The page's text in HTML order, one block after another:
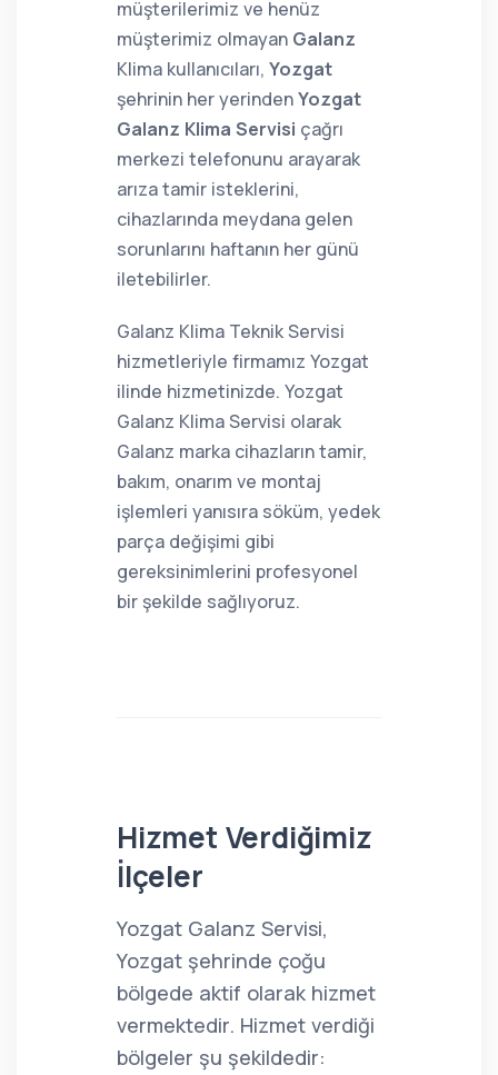
müşterilerimiz ve henüz
müşterimiz olmayan Galanz
Klima kullanıcıları, Yozgat
şehrinin her yerindenYozgat
Galanz Klima Servisi çağrı
merkezi telefonunu arayarak
arıza tamir isteklerini,
cihazlarında meydana gelen
sorunlarını haftanın her günü
iletebilirler.
Galanz Klima Teknik Servisi
hizmetleriyle firmamız Yozgat
ilinde hizmetinizde. Yozgat
Galanz Klima Servisi olarak
Galanz marka cihazların tamir,
bakım, onarım ve montaj
işlemleri yanısıra söküm, yedek
parça değişimi gibi
gereksinimlerini profesyonel
bir şekilde sağlıyoruz.
Hizmet Verdiğimiz
İlçeler
Yozgat Galanz Servisi,
Yozgat şehrinde çoğu
bölgede aktif olarak hizmet
vermektedir. Hizmet verdiği
bölgeler şu şekildedir: